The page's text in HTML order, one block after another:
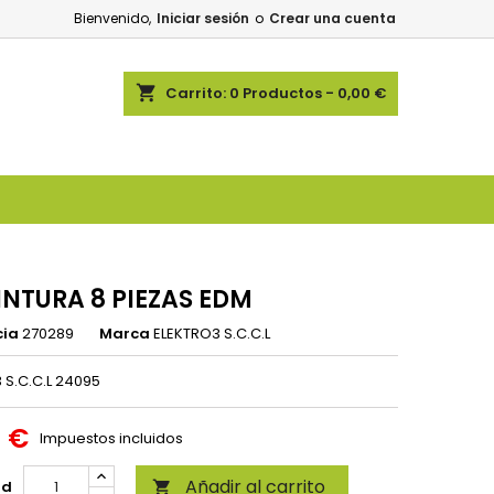
Bienvenido, Iniciar sesión o Crear una cuenta
shopping_cart Carrito: 0 Productos - 0,00 €
8 PIEZAS EDM
270289 Marca ELEKTRO3 S.C.C.L
S.C.C.L 24095
€ Impuestos incluidos
 Añadir al carrito